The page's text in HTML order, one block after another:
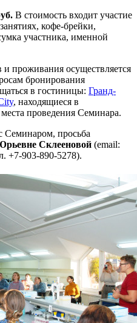
В стоимость входит участие
кофе-брейки,
участника, именной
проживания осуществляется
бронирования
в гостиницы: Гранд-
, находящиеся в
проведения Семинара.
Семинаром, просьба
Склееновой (email:
+7-903-890-5278).